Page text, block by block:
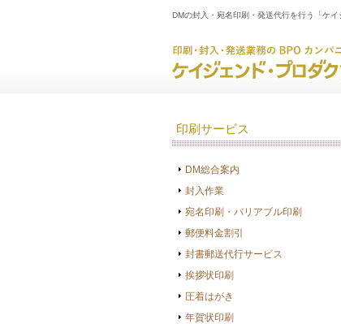
DMの封入・宛名印刷・発送代行を行う「ケ
印刷サービス
DM総合案内
封入作業
宛名印刷・バリアブル印刷
郵便料金割引
封書郵送代行サービス
挨拶状印刷
圧着はがき
年賀状印刷